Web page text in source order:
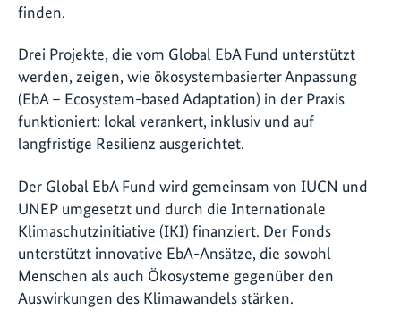
finden.
Drei Projekte, die vom Global EbA Fund unterstützt
werden, zeigen, wie ökosystembasierter Anpassung
(EbA – Ecosystem-based Adaptation) in der Praxis
funktioniert: lokal verankert, inklusiv und auf
langfristige Resilienz ausgerichtet.
Der Global EbA Fund wird gemeinsam von IUCN und
UNEP umgesetzt und durch die Internationale
Klimaschutzinitiative (IKI) finanziert. Der Fonds
unterstützt innovative EbA-Ansätze, die sowohl
Menschen als auch Ökosysteme gegenüber den
Auswirkungen des Klimawandels stärken.